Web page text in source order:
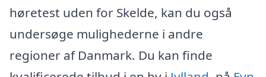
høretest uden for Skelde, kan du også
undersøge mulighederne i andre
regioner af Danmark. Du kan finde